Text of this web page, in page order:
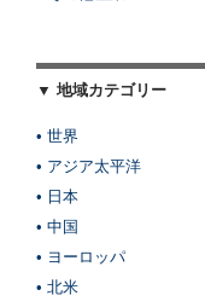
▼ 地域カテゴリー
• 世界
• アジア太平洋
• 日本
• 中国
• ヨーロッパ
• 北米